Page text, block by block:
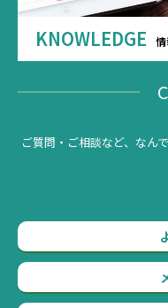
KNOWLEDGE
ご質問・ご相談など、なん